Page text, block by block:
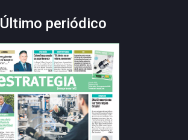
Último periódico